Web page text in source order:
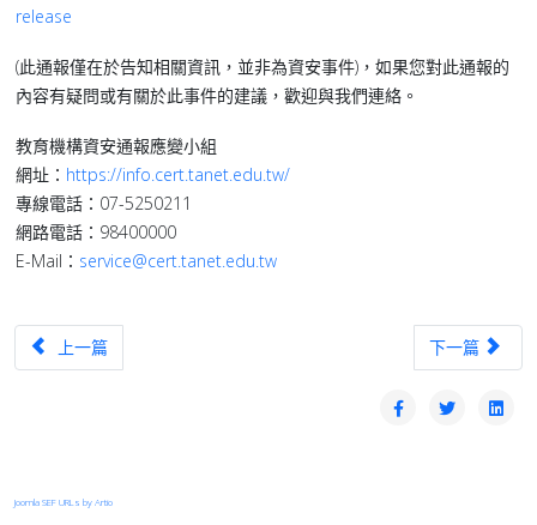
release
(此通報僅在於告知相關資訊，並非為資安事件)，如果您對此通報的
內容有疑問或有關於此事件的建議，歡迎與我們連絡。
教育機構資安通報應變小組
網址： https://info.cert.tanet.edu.tw/
專線電話：07-5250211
網路電話：98400000
E-Mail： service@cert.tanet.edu.tw
上一篇文章：【漏洞預警】Veeam旗下Veeam Backup 和
上一篇 下一篇文章：
下一篇
Joomla SEF URLs by Artio